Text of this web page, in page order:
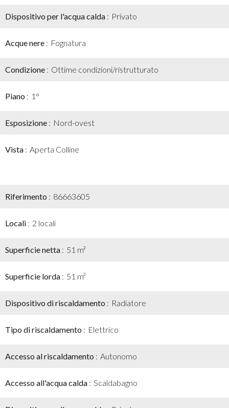
Dispositivo per l'acqua calda Privato
Acque nere Fognatura
Condizione Ottime condizioni/ristrutturato
Piano 1°
Esposizione Nord-ovest
Vista Aperta Colline
Riferimento 86663605
Locali 2 locali
Superficie netta 51 m²
Superficie lorda 51 m²
Dispositivo di riscaldamento Radiatore
Tipo di riscaldamento Elettrico
Accesso al riscaldamento Autonomo
Accesso all'acqua calda Scaldabagno